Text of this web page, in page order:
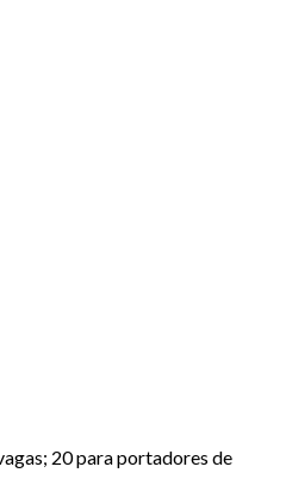
20 para portadores de